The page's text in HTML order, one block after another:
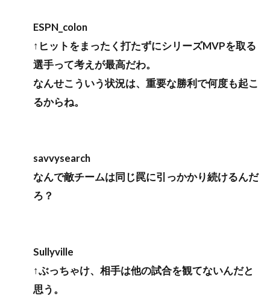
ESPN_colon
↑ヒットをまったく打たずにシリーズMVPを取る
選手って考えが最高だわ。
なんせこういう状況は、重要な勝利で何度も起こ
るからね。
savvysearch
なんで敵チームは同じ罠に引っかかり続けるんだ
ろ？
Sullyville
↑ぶっちゃけ、相手は他の試合を観てないんだと
思う。